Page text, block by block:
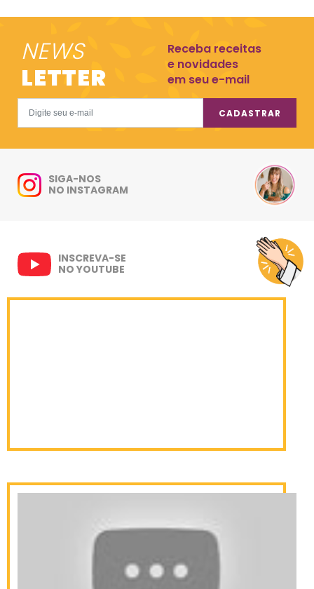
NEWS
LETTER
Receba receitas
e novidades
em seu e-mail
CADASTRAR
SIGA-NOS
NO INSTAGRAM
INSCREVA-SE
NO YOUTUBE